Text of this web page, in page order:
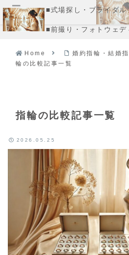
■式場探し・ブライダ
■前撮り・フォトウェ
Home 婚約指輪・結婚
輪の比較記事一覧
指輪の比較記事一覧
2026.05.25
メニュー